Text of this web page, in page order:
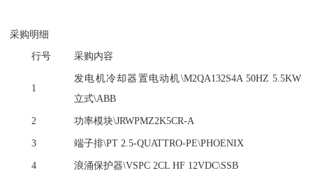
采购明细
行号 采购内容
1
发电机冷却器置电动机\M2QA132S4A 50HZ 5.5KW
立式\ABB
2 功率模块\JRWPMZ2K5CR-A
3 端子排\PT 2.5-QUATTRO-PE\PHOENIX
4 浪涌保护器\VSPC 2CL HF 12VDC\SSB